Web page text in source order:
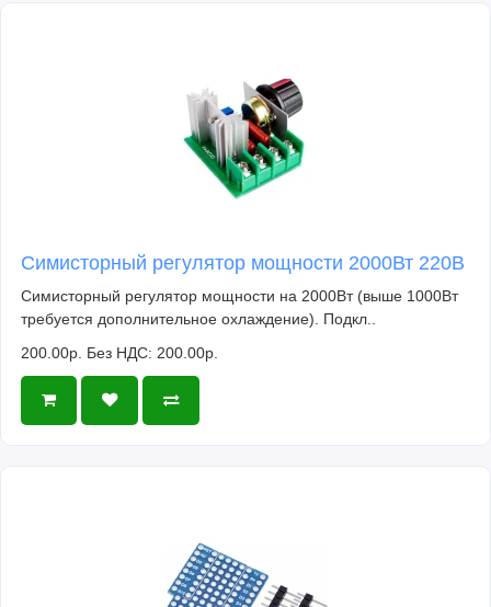
Размеры:
Длина: 29 мм
Ширина: 15 и 20 мм
Длина вала: 9 мм
Диаметр вала: 2 мм
Симисторный регулятор мощности 2000Вт 220В
Симисторный регулятор мощности на 2000Вт (выше 1000Вт
требуется дополнительное охлаждение). Подкл..
200.00р. Без НДС: 200.00р.